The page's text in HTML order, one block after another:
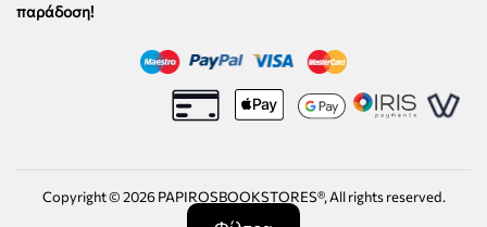
παράδοση!
Copyright ©2026PAPIROSBOOKSTORES®, All rights reserved.